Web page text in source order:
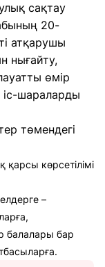
сақтау
20-
атқарушы
нығайту,
өмір
іс-шараларды
төмендегі
қарсы көрсетілімі
–
балалары бар